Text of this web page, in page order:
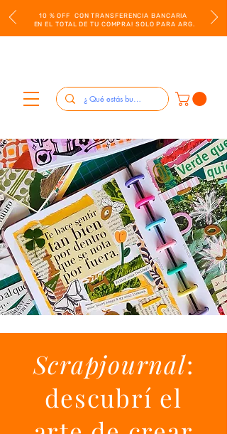
10 % OFF CON TRANSFERENCIA BANCARIA
EN EL TOTAL DE TU COMPRA! SOLO PARA ARG.
Scrapjournal:
descubrí el